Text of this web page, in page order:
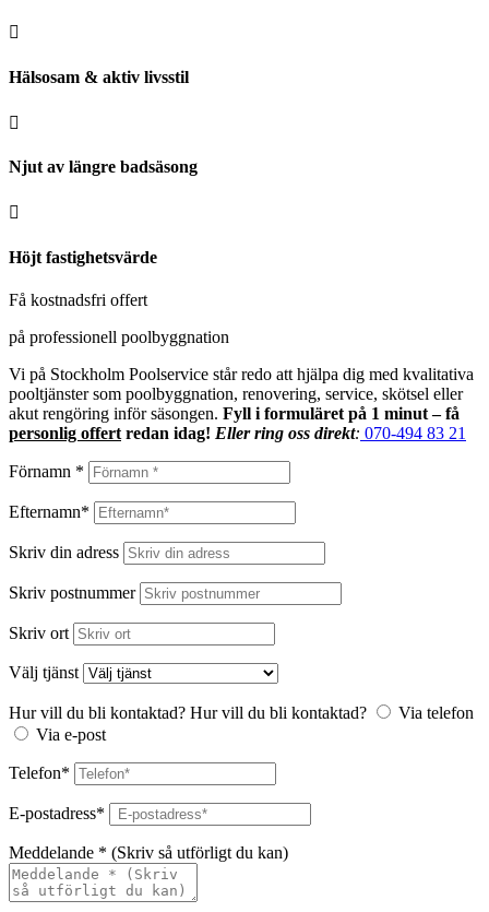

Hälsosam & aktiv livsstil

Njut av längre badsäsong

Höjt fastighetsvärde
Få kostnadsfri offert
på professionell poolbyggnation
Vi på Stockholm Poolservice står redo att hjälpa dig med kvalitativa
pooltjänster som poolbyggnation, renovering, service, skötsel eller
akut rengöring inför säsongen. Fyll i formuläret på 1 minut – få
personlig offert redan idag! Eller ring oss direkt: 070-494 83 21
Förnamn *
Efternamn*
Skriv din adress
Skriv postnummer
Skriv ort
Välj tjänst
Hur vill du bli kontaktad? Hur vill du bli kontaktad?
Via telefon
Via e-post
Telefon*
E-postadress*
Meddelande * (Skriv så utförligt du kan)